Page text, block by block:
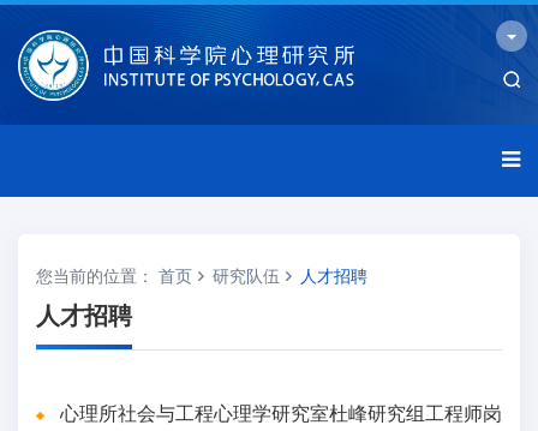
您当前的位置： 首页 研究队伍 人才招聘
人才招聘
心理所社会与工程心理学研究室杜峰研究组工程师岗